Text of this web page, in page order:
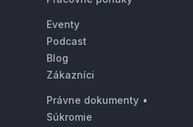
Eventy
Podcast
Blog
Zákazníci
Právne dokumenty •
Súkromie